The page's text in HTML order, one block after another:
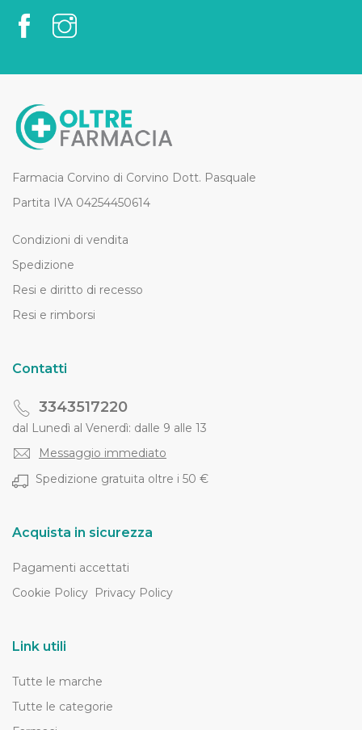
Farmacia Corvino di Corvino Dott. Pasquale
Partita IVA 04254450614
Condizioni di vendita
Spedizione
Resi e diritto di recesso
Resi e rimborsi
Contatti
3343517220
dal Lunedì al Venerdì: dalle 9 alle 13
Messaggio immediato
Spedizione gratuita oltre i 50 €
Acquista in sicurezza
Pagamenti accettati
Cookie Policy Privacy Policy
Link utili
Tutte le marche
Tutte le categorie